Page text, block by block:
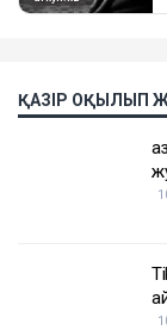
ҚАЗІР ОҚЫЛЫП